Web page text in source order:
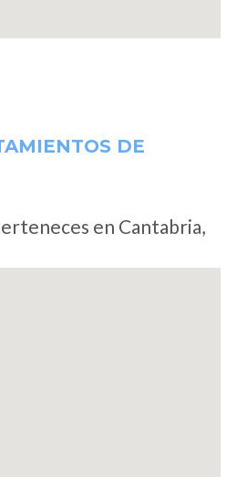
DE
en Cantabria,